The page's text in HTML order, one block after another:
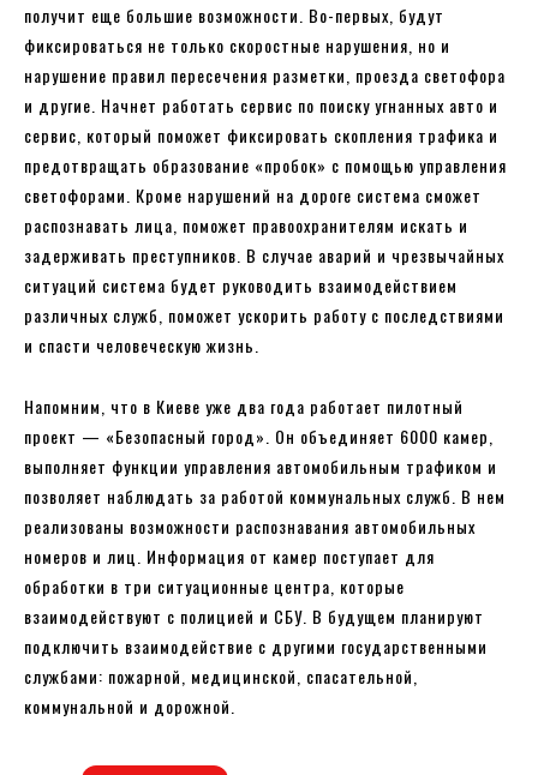
получит еще большие возможности. Во-первых, будут
фиксироваться не только скоростные нарушения, но и
нарушение правил пересечения разметки, проезда светофора
и другие. Начнет работать сервис по поиску угнанных авто и
сервис, который поможет фиксировать скопления трафика и
предотвращать образование «пробок» с помощью управления
светофорами. Кроме нарушений на дороге система сможет
распознавать лица, поможет правоохранителям искать и
задерживать преступников. В случае аварий и чрезвычайных
ситуаций система будет руководить взаимодействием
различных служб, поможет ускорить работу с последствиями
и спасти человеческую жизнь.
Напомним, что в Киеве уже два года работает пилотный
проект — «Безопасный город». Он объединяет 6000 камер,
выполняет функции управления автомобильным трафиком и
позволяет наблюдать за работой коммунальных служб. В нем
реализованы возможности распознавания автомобильных
номеров и лиц. Информация от камер поступает для
обработки в три ситуационные центра, которые
взаимодействуют с полицией и СБУ. В будущем планируют
подключить взаимодействие с другими государственными
службами: пожарной, медицинской, спасательной,
коммунальной и дорожной.